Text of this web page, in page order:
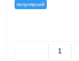
популярний